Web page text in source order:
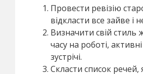
Провести ревізію
відкласти все зайве і
Визначити свій стиль
часу на роботі,
зустрічі.
Скласти список речей,